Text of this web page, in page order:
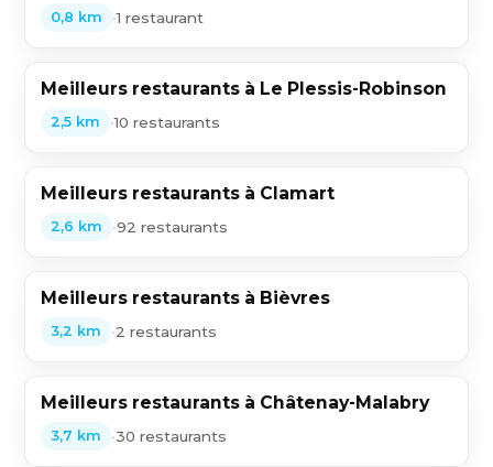
0,8 km •1 restaurant
Meilleurs restaurants à Le Plessis-Robinson
2,5 km •10 restaurants
Meilleurs restaurants à Clamart
2,6 km •92 restaurants
Meilleurs restaurants à Bièvres
3,2 km •2 restaurants
Meilleurs restaurants à Châtenay-Malabry
3,7 km •30 restaurants